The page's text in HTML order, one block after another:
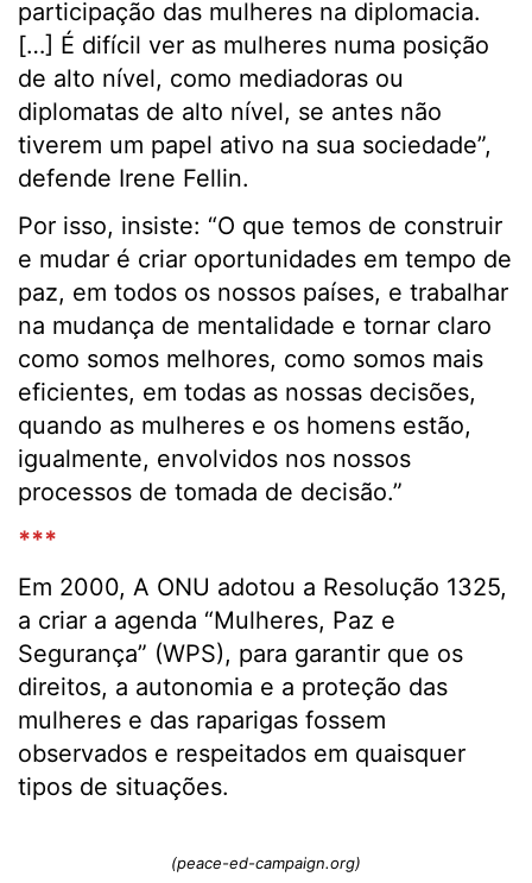
participação das mulheres na diplomacia.
[…] É difícil ver as mulheres numa posição
de alto nível, como mediadoras ou
diplomatas de alto nível, se antes não
tiverem um papel ativo na sua sociedade”,
defende Irene Fellin.
Por isso, insiste: “O que temos de construir
e mudar é criar oportunidades em tempo de
paz, em todos os nossos países, e trabalhar
na mudança de mentalidade e tornar claro
como somos melhores, como somos mais
eficientes, em todas as nossas decisões,
quando as mulheres e os homens estão,
igualmente, envolvidos nos nossos
processos de tomada de decisão.”
***
Em 2000, A ONU adotou a Resolução 1325,
a criar a agenda “Mulheres, Paz e
Segurança” (WPS), para garantir que os
direitos, a autonomia e a proteção das
mulheres e das raparigas fossem
observados e respeitados em quaisquer
tipos de situações.
(peace-ed-campaign.org)